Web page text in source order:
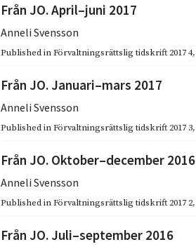
Från JO. April–juni 2017
Anneli Svensson
Published inFörvaltningsrättslig tidskrift 2017 4,
Från JO. Januari–mars 2017
Anneli Svensson
Published inFörvaltningsrättslig tidskrift 2017 3,
Från JO. Oktober–december 2016
Anneli Svensson
Published inFörvaltningsrättslig tidskrift 2017 2,
Från JO. Juli–september 2016